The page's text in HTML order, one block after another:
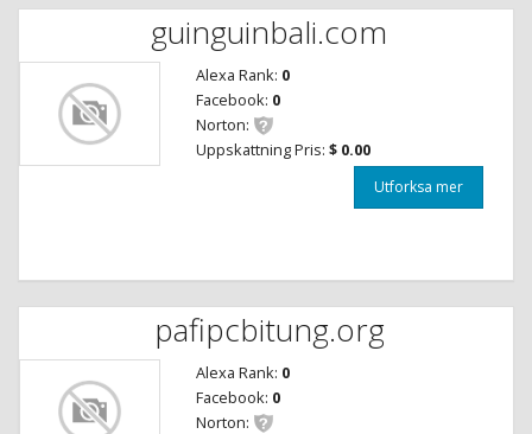
guinguinbali.com
Alexa Rank: 0
Facebook: 0
Norton:
Uppskattning Pris: $ 0.00
Utforksa mer
pafipcbitung.org
Alexa Rank: 0
Facebook: 0
Norton: